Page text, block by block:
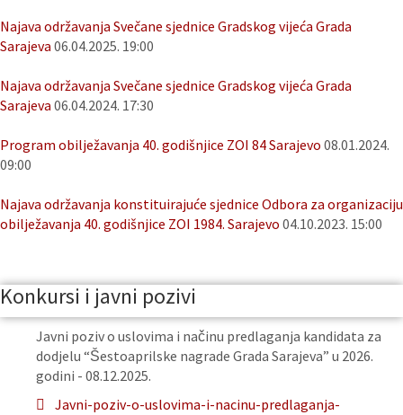
Najava održavanja Svečane sjednice Gradskog vijeća Grada
Sarajeva 06.04.2025. 19:00
Najava održavanja Svečane sjednice Gradskog vijeća Grada
Sarajeva 06.04.2024. 17:30
Program obilježavanja 40. godišnjice ZOI 84 Sarajevo 08.01.2024.
09:00
Najava održavanja konstituirajuće sjednice Odbora za organizaciju
obilježavanja 40. godišnjice ZOI 1984. Sarajevo 04.10.2023. 15:00
Konkursi i javni pozivi
Javni poziv o uslovima i načinu predlaganja kandidata za
dodjelu “Šestoaprilske nagrade Grada Sarajeva” u 2026.
godini - 08.12.2025.
Javni-poziv-o-uslovima-i-nacinu-predlaganja-